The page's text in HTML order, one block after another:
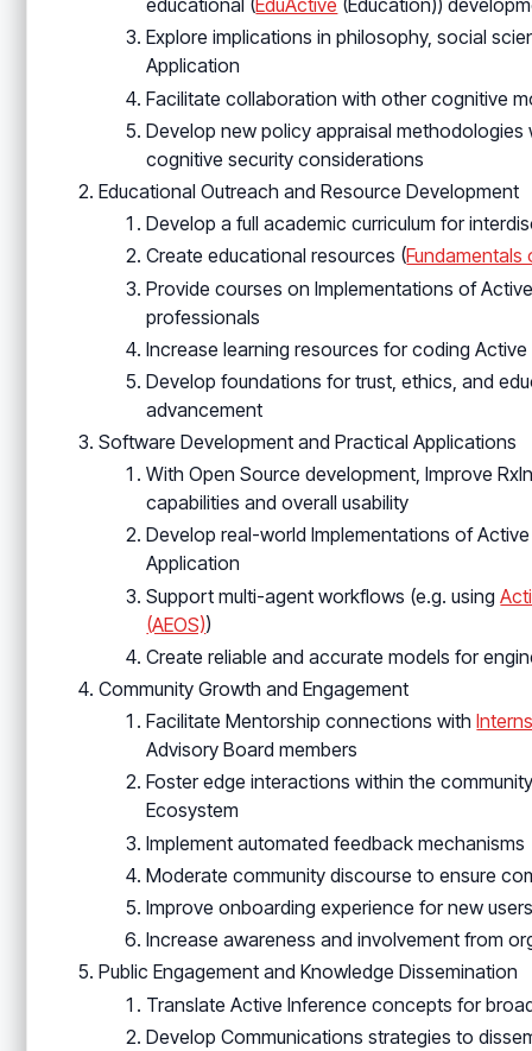
educational (EduActive (Education))
Explore implications in philosophy, social
Application
Facilitate collaboration with other cognitive
Develop new policy appraisal
cognitive security considerations
Educational Outreach and Resource Development
Develop a full academic curriculum for
Create educational resources (
Provide courses on Implementations of
professionals
Increase learning resources for coding
Develop foundations for trust, ethics, and
advancement
Software Development and Practical Applications
With Open Source development, Improve
capabilities and overall usability
Develop real-world Implementations of
Application
Support multi-agent workflows (e.g. using
(AEOS))
Create reliable and accurate models for
Community Growth and Engagement
Facilitate Mentorship connections with
Advisory Board members
Foster edge interactions within the
Ecosystem
Implement automated feedback mechanisms
Moderate community discourse to ensure
Improve onboarding experience for new
Increase awareness and involvement from
Public Engagement and Knowledge Dissemination
Translate Active Inference concepts for
Develop Communications strategies to